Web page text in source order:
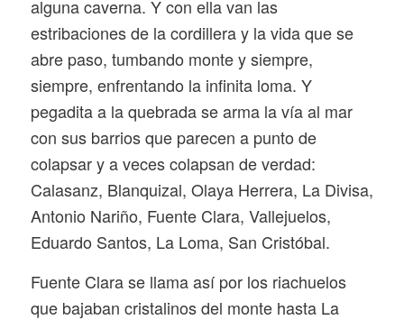
alguna caverna. Y con ella van las
estribaciones de la cordillera y la vida que se
abre paso, tumbando monte y siempre,
siempre, enfrentando la infinita loma. Y
pegadita a la quebrada se arma la vía al mar
con sus barrios que parecen a punto de
colapsar y a veces colapsan de verdad:
Calasanz, Blanquizal, Olaya Herrera, La Divisa,
Antonio Nariño, Fuente Clara, Vallejuelos,
Eduardo Santos, La Loma, San Cristóbal.
Fuente Clara se llama así por los riachuelos
que bajaban cristalinos del monte hasta La